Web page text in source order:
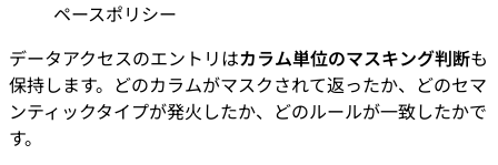
ペースポリシー
データアクセスのエントリはカラム単位のマスキング判断も
保持します。どのカラムがマスクされて返ったか、どのセマ
ンティックタイプが発火したか、どのルールが一致したかで
す。